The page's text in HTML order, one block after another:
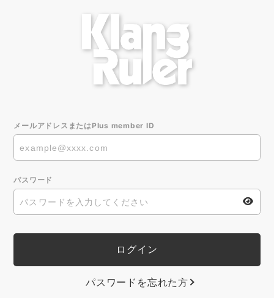
メールアドレスまたはPlus member ID
パスワード
パスワードを忘れた方